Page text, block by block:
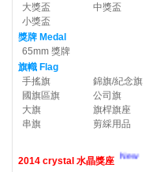
大獎盃
中獎盃
小獎盃
獎牌 Medal
65mm 獎牌
旗幟 Flag
手搖旗
錦旗/紀念旗
國旗區旗
公司旗
大旗
旗桿旗座
串旗
剪綵用品
2014 crystal 水晶獎座 New